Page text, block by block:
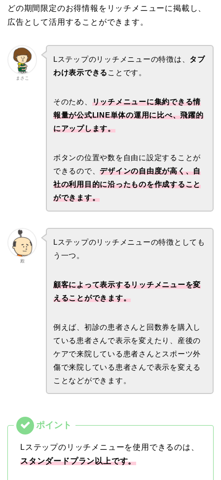
どの期間限定のお得情報をリッチメニューに掲載し、
広告として活用することができます。
まさこ
Lステップのリッチメニューの特徴は、 タブ
わけ表示できる ことです。
そのため、 リッチメニューに集約できる情
報量が公式LINE単体の運用に比べ、飛躍的
にアップします。
ボタンの位置や数を自由に設定することが
できるので、デザインの自由度が高く、自
社の利用目的に沿ったものを作成すること
ができます。
殿
Lステップのリッチメニューの特徴としても
う一つ。
顧客によって表示するリッチメニューを変
えることができます。
例えば、初診の患者さんと回数券を購入し
ている患者さんで表示を変えたり、産後の
ケアで来院している患者さんとスポーツ外
傷で来院している患者さんで表示を変える
ことなどができます。
Lステップのリッチメニューを使用できるのは、
スタンダードプラン以上です。